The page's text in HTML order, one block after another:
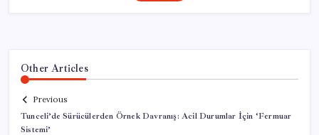
Other Articles
Previous
Tunceli’de Sürücülerden Örnek Davranış: Acil Durumlar İçin ‘Fermuar
Sistemi’